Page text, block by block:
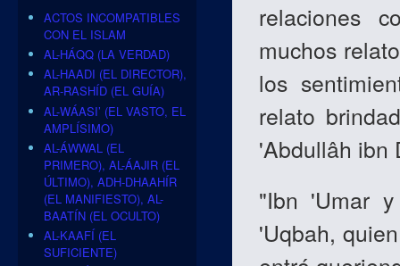
relaciones
muchos
los
relato
'Abdullâh ibn
"Ibn 'Umar
'Uqbah,
ACTOS INCOMPATIBLES
CON EL ISLAM
AL-HÁQQ (LA VERDAD)
AL-HAADI (EL DIRECTOR),
AR-RASHÍD (EL GUÍA)
AL-WÁASI’ (EL VASTO, EL
AMPLÍSIMO)
AL-ÁWWAL (EL
PRIMERO), AL-ÁAJIR (EL
ÚLTIMO), ADH-DHAAHÍR
(EL MANIFIESTO), AL-
BAATÍN (EL OCULTO)
AL-KAAFÍ (EL
SUFICIENTE)